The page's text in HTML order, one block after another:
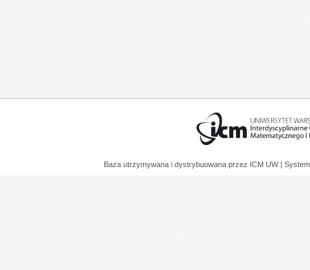
Baza utrzymywana i dystrybuowana przez ICM UW |